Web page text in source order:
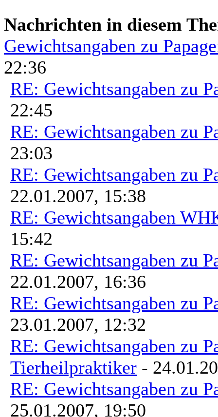
Nachrichten in diesem
Gewichtsangaben zu
22:36
RE: Gewichtsangaben zu
22:45
RE: Gewichtsangaben zu
23:03
RE: Gewichtsangaben zu
22.01.2007, 15:38
RE: Gewichtsangaben
15:42
RE: Gewichtsangaben zu
22.01.2007, 16:36
RE: Gewichtsangaben zu
23.01.2007, 12:32
RE: Gewichtsangaben zu
Tierheilpraktiker -
RE: Gewichtsangaben zu
25.01.2007, 19:50